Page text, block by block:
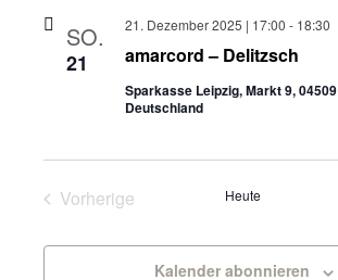
SO.
21 amarcord – Delitzsch
21. Dezember 2025 | 17:00 - 18:30
Sparkasse Leipzig, Markt 9,
Deutschland
VorherigeVeranstaltungen
Heute
Kalender abonnieren